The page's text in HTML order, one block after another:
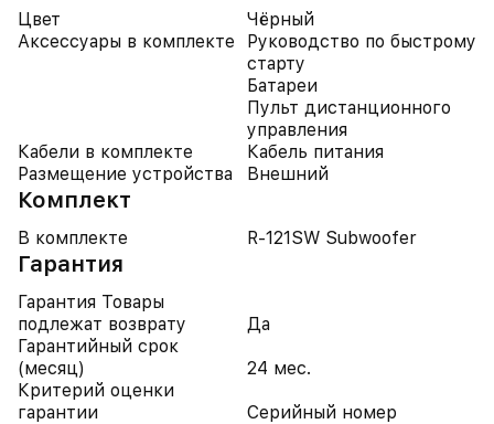
Цвет
Чёрный
Аксессуары в комплекте
Руководство по быстрому
старту
Батареи
Пульт дистанционного
управления
Кабели в комплекте
Кабель питания
Размещение устройства
Внешний
Комплект
В комплекте R-121SW Subwoofer
Гарантия
Гарантия Товары
подлежат возврату
Да
Гарантийный срок
(месяц)
24 мес.
Критерий оценки
гарантии
Серийный номер